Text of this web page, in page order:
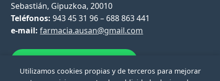
Sebastián, Gipuzkoa, 20010
Teléfonos: 943 45 31 96 – 688 863 441
e-mail: farmacia.ausan@gmail.com
Utilizamos cookies propias y de terceros para mejorar